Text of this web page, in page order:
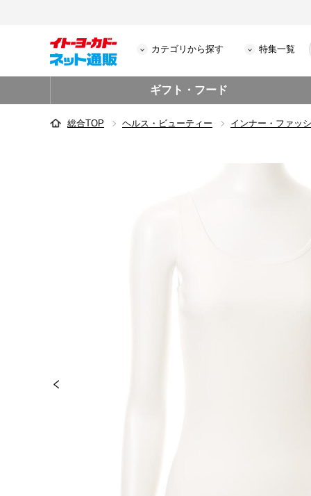
カテゴリから探す 特集一覧
ギフト・フード
総合TOP ヘルス・ビューティー インナー・ファッ